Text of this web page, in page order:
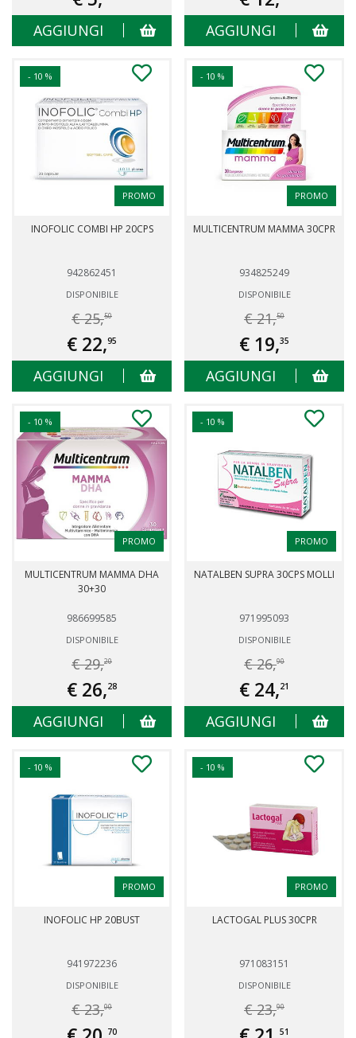
AGGIUNGI AGGIUNGI
- 10 %
PROMO
INOFOLIC COMBI HP 20CPS
942862451
DISPONIBILE
€ 25,50
€ 22,95
AGGIUNGI
- 10 %
PROMO
MULTICENTRUM MAMMA 30CPR
934825249
DISPONIBILE
€ 21,50
€ 19,35
AGGIUNGI
- 10 %
PROMO
MULTICENTRUM MAMMA DHA
30+30
986699585
DISPONIBILE
€ 29,20
€ 26,28
AGGIUNGI
- 10 %
PROMO
NATALBEN SUPRA 30CPS MOLLI
971995093
DISPONIBILE
€ 26,90
€ 24,21
AGGIUNGI
- 10 %
PROMO
INOFOLIC HP 20BUST
941972236
DISPONIBILE
€ 23,00
70
- 10 %
PROMO
LACTOGAL PLUS 30CPR
971083151
DISPONIBILE
€ 23,90
51